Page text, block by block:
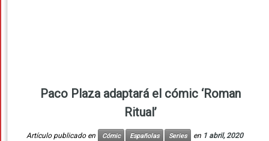
Paco Plaza adaptará el cómic ‘Roman
Ritual’
Artículo publicado en Cómic Españolas Series en 1 abril, 2020